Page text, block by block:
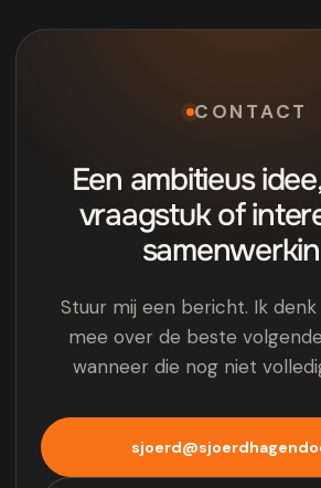
CONTACT
Een ambitieus
vraagstuk of
Stuur mij een bericht. Ik
mee over de beste
wanneer die nog niet